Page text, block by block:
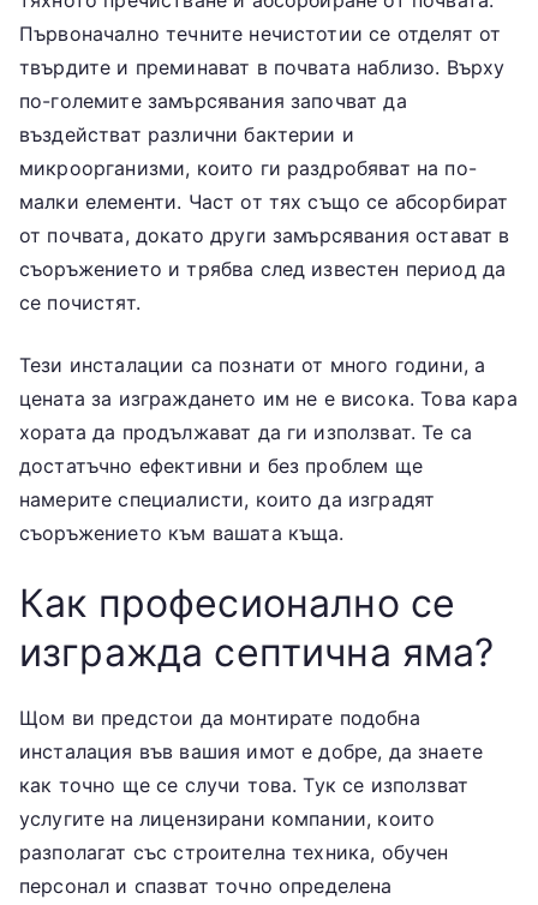
Първоначално течните нечистотии се отделят от
твърдите и преминават в почвата наблизо. Върху
по-големите замърсявания започват да
въздействат различни бактерии и
микроорганизми, които ги раздробяват на по-
малки елементи. Част от тях също се абсорбират
от почвата, докато други замърсявания остават в
съоръжението и трябва след известен период да
се почистят.
Тези инсталации са познати от много години, а
цената за изграждането им не е висока. Това кара
хората да продължават да ги използват. Те са
достатъчно ефективни и без проблем ще
намерите специалисти, които да изградят
съоръжението към вашата къща.
Как професионално се
изгражда септична яма?
Щом ви предстои да монтирате подобна
инсталация във вашия имот е добре, да знаете
как точно ще се случи това. Тук се използват
услугите на лицензирани компании, които
разполагат със строителна техника, обучен
персонал и спазват точно определена